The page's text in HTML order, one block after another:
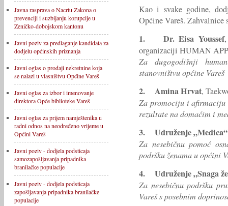
Javna rasprava o Nacrtu Zakona o
prevenciji i suzbijanju korupcije u
Zeničko-dobojskom kantonu
Javni poziv za predlaganje kandidata za
dodjelu općinskih priznanja
Javni oglas o prodaji nekretnine koja
se nalazi u vlasništvu Općine Vareš
Javni oglas za izbor i imenovanje
direktora Opće biblioteke Vareš
Javni oglas za prijem namještenika u
radni odnos na neodređeno vrijeme u
Općini Vareš
Javni poziv - dodjela podsticaja
samozapošljavanja pripadnika
branilačke populacije
Javni poziv - dodjela podsticaja
zapošljavanja pripadnika branilačke
populacije
Kao i svake godine,
Općine Vareš.
1. Dr. Eisa Youssef
organizaciji HUMAN
Za dugogodišnji
stanovništvu općine Vareš
2. Amina Hrvat,
Za promociju i afirmaciju
rezultate na domaćim i
3. Udruženje
Za nesebičnu pomoć
podršku ženama u općini
4. Udruženje „Snaga
Za nesebičnu podršku
Vareš s posebnim